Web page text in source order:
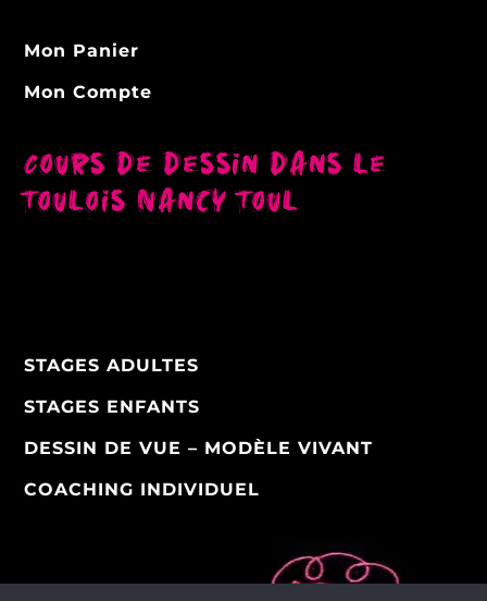
Mon Panier
Mon Compte
Cours de dessin dans le
Toulois Nancy Toul
STAGES ADULTES
STAGES ENFANTS
DESSIN DE VUE – MODÈLE VIVANT
COACHING INDIVIDUEL